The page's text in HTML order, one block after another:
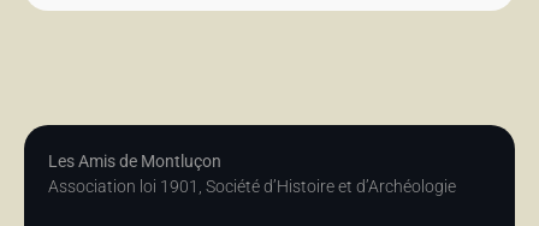
Les Amis de Montluçon
Association loi 1901, Société d’Histoire et d’Archéologie